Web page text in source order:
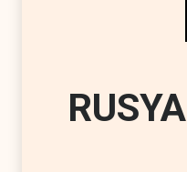
RUSYA